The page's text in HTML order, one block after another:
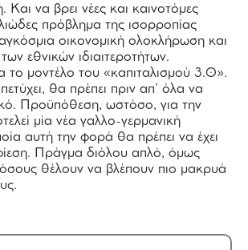
να βρει νέες και καινοτόμες
πρόβλημα της ισορροπίας
οικονομική ολοκλήρωση και
εθνικών ιδιαιτεροτήτων.
το μοντέλο του «καπιταλισμού 3.0».
θα πρέπει πριν απ’ όλα να
Προϋπόθεση, ωστόσο, για την
μία νέα γαλλο-γερμανική
αυτή την φορά θα πρέπει να έχει
Πράγμα διόλου απλό, όμως
θέλουν να βλέπουν πιο μακρυά